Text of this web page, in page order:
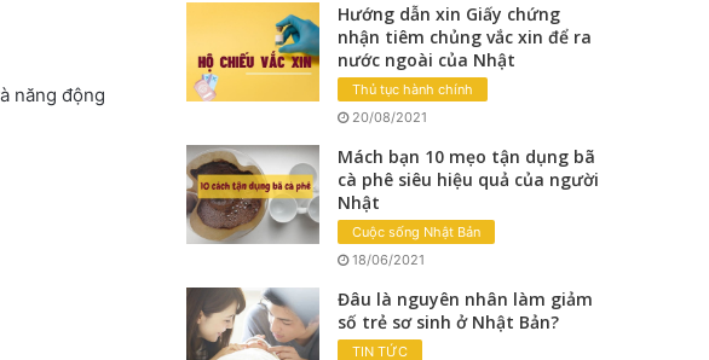
năng động
Hướng dẫn xin Giấy chứng
nhận tiêm chủng vắc xin để ra
nước ngoài của Nhật
Thủ tục hành chính
20/08/2021
Mách bạn 10 mẹo tận dụng bã
cà phê siêu hiệu quả của người
Nhật
Cuộc sống Nhật Bản
18/06/2021
Đâu là nguyên nhân làm giảm
số trẻ sơ sinh ở Nhật Bản?
TIN TỨC